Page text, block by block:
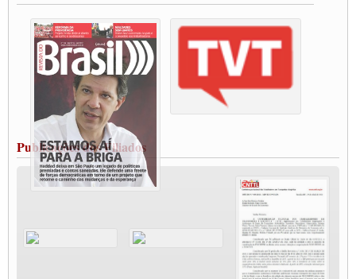
Condutores de Guarulhos farão greve sanitária nesta terça-feira (20)
Paralisação dos Caminhoneiros na #BR285, entrocamento que liga o Mercosul ao
Rio Grande
Caminhoneiros bloqueiam duas faixas na Castello Branco e fazem protesto
Modal-Live #13 Aumento da Violência Contra Mulher e o Adoecimento da Classe
Trabalhadora em Tempos de Pandemia
MODAL-LIVE#12 POLÍTICAS PÚBLICAS DE TRANSPORTE PARA A
CLASSE TRABALHADORA E ELEIÇÕES NA PANDEMIA
MODAL-LIVE#11 POLÍTICAS PÚBLICAS DE TRANSPORTE
JUVENTUDE DO TRANSPORTE: POR QUE DEVEMOS NOS ORGANIZAR?
Fabio Primo testa positivo para Coronavírus, mas está bem de saúde
Modal-Live#9 Quais são os direitos dos trabalhador@s que contraem a Covid-19 na
Participe da Campanha Fora Bolsonaro
CNTTL e FECOOTAC apoiam Campanha de testes de COVID-19 para
Publicações dos Filiados